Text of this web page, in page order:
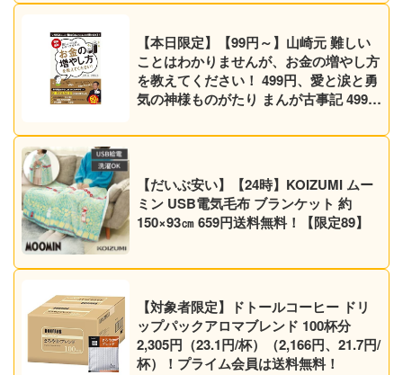
【本日限定】【99円～】山崎元 難しい
ことはわかりませんが、お金の増やし方
を教えてください！ 499円、愛と涙と勇
気の神様ものがたり まんが古事記 499円
【だいぶ安い】【24時】KOIZUMI ムー
ミン USB電気毛布 ブランケット 約
150×93㎝ 659円送料無料！【限定89】
【対象者限定】ドトールコーヒー ドリ
ップパックアロマブレンド 100杯分
2,305円（23.1円/杯）（2,166円、21.7円/
杯）！プライム会員は送料無料！